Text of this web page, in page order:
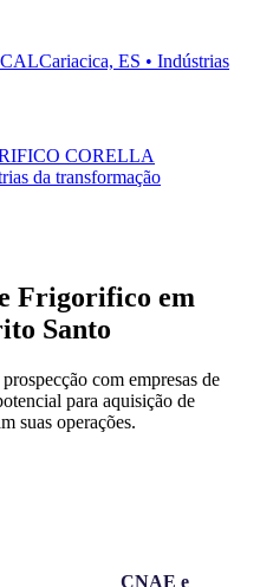
Cariacica, ES • Indústrias
CORELLA
da transformação
Frigorifico em
Santo
com empresas de
para aquisição de
suas operações.
CNAE e